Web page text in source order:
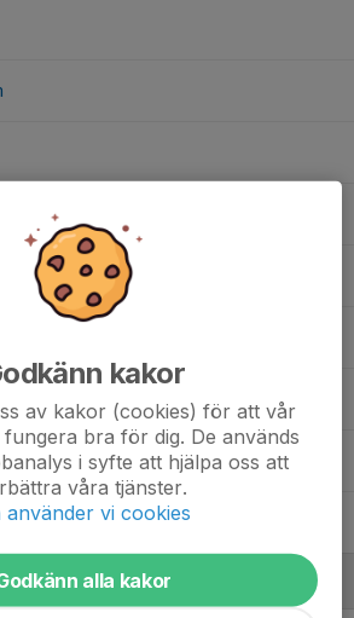
kakor
av kakor (cookies) för att vår
bra för dig. De används
i syfte att hjälpa oss att
våra tjänster.
använder vi cookies
alla kakor